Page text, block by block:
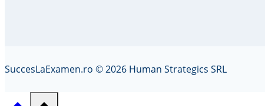
SuccesLaExamen.ro © 2026 Human Strategics SRL